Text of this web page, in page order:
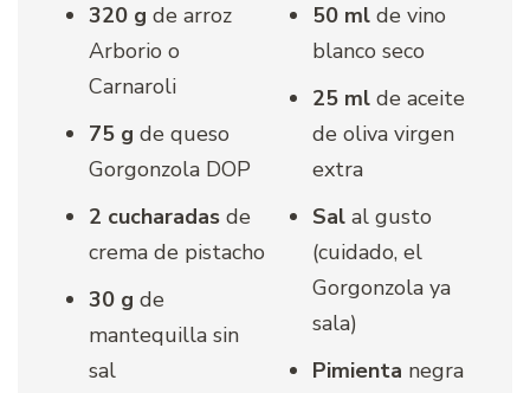
320 g de arroz
Arborio o
Carnaroli
75 g de queso
Gorgonzola DOP
2 cucharadas de
crema de pistacho
30 g de
mantequilla sin
sal
50 ml de vino
blanco seco
25 ml de aceite
de oliva virgen
extra
Sal al gusto
(cuidado, el
Gorgonzola ya
sala)
Pimienta negra